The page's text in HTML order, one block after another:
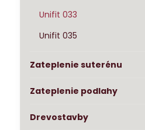
Unifit 033
Unifit 035
Zateplenie suterénu
Zateplenie podlahy
Drevostavby